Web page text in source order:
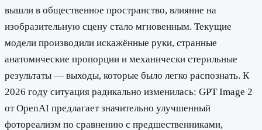
вышли в общественное пространство, влияние на
изобразительную сцену стало мгновенным. Текущие
модели производили искажённые руки, странные
анатомические пропорции и механически стерильные
результаты — выходы, которые было легко распознать. К
2026 году ситуация радикально изменилась: GPT Image 2
от OpenAI предлагает значительно улучшенный
фотореализм по сравнению с предшественниками,